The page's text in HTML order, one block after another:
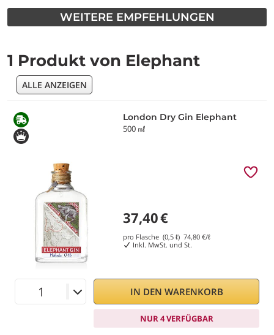
WEITERE EMPFEHLUNGEN
1 Produkt von Elephant
ALLE ANZEIGEN
London Dry Gin Elephant
500 ㎖
37,40€
pro Flasche (0,5 ℓ) 74,80€/ℓ
Inkl. MwSt. und St.
IN DEN WARENKORB
NUR 4 VERFÜGBAR